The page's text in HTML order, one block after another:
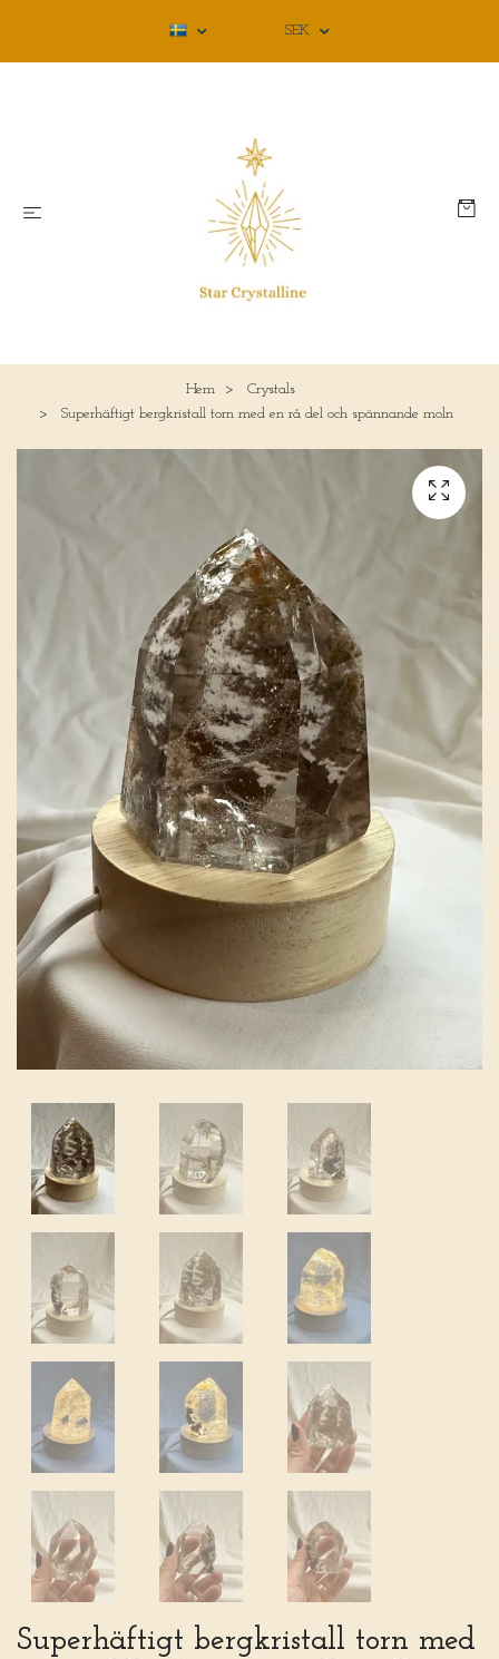
SEK
Hem
Crystals
Superhäftigt bergkristall torn med en rå del och spännande moln
Superhäftigt bergkristall torn med